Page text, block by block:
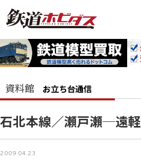
資料館 お立ち台通信
石北本線／瀬戸瀬─遠軽
2009.04.23